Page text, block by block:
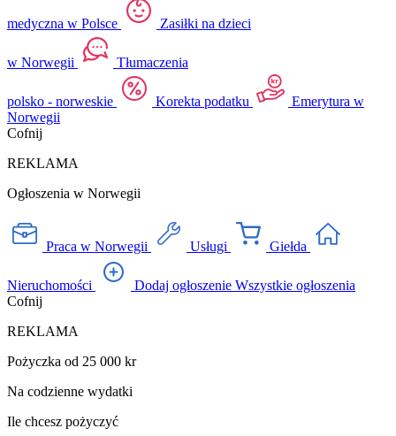
medyczna w Polsce Zasiłki na dzieci
w Norwegii Tłumaczenia
polsko - norweskie Korekta podatku
Emerytura w
Norwegii
Cofnij
REKLAMA
Ogłoszenia w Norwegii
Praca w Norwegii Usługi Giełda
Nieruchomości Dodaj ogłoszenie Wszystkie ogłoszenia
Cofnij
REKLAMA
Pożyczka od 25 000 kr
Na codzienne wydatki
Ile chcesz pożyczyć